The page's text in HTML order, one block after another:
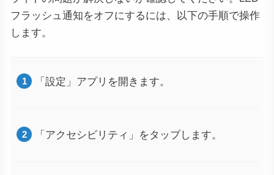
フラッシュ通知をオフにするには、以下の手順で操作
します。
「設定」アプリを開きます。
「アクセシビリティ」をタップします。